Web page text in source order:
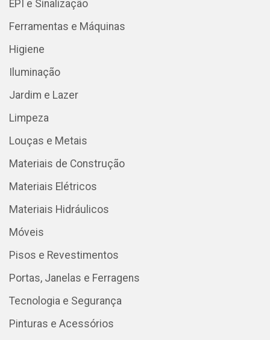
EPI e Sinalização
Ferramentas e Máquinas
Higiene
Iluminação
Jardim e Lazer
Limpeza
Louças e Metais
Materiais de Construção
Materiais Elétricos
Materiais Hidráulicos
Móveis
Pisos e Revestimentos
Portas, Janelas e Ferragens
Tecnologia e Segurança
Pinturas e Acessórios